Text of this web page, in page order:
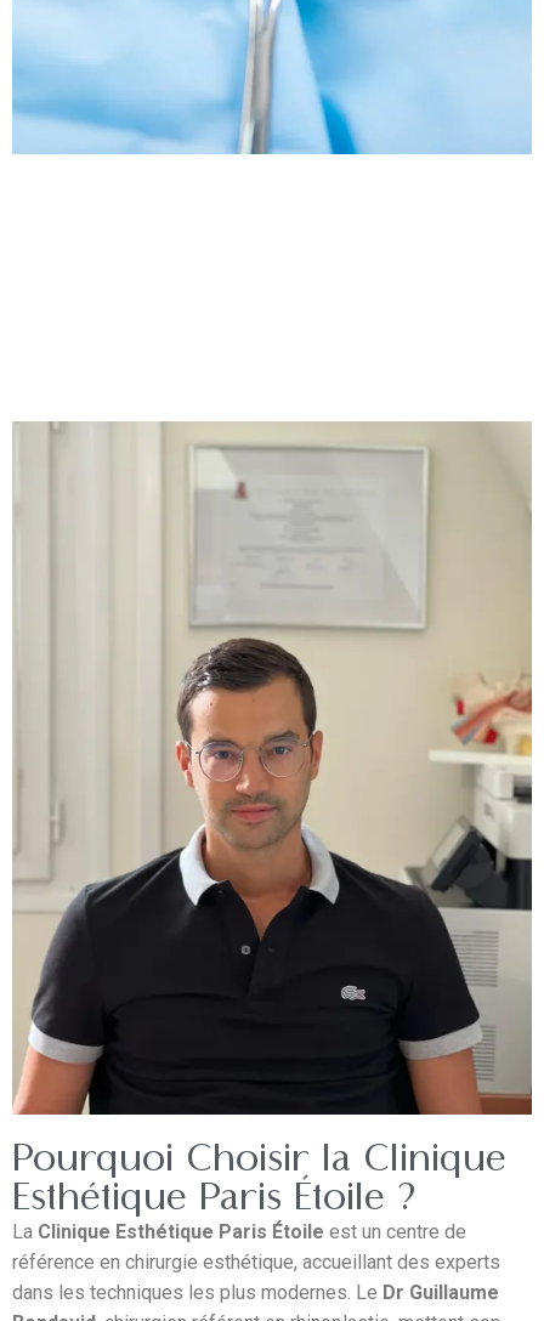
Pourquoi Choisir la Clinique
Esthétique Paris Étoile ?
La Clinique Esthétique Paris Étoile est un centre de
référence en chirurgie esthétique, accueillant des experts
dans les techniques les plus modernes. Le Dr Guillaume